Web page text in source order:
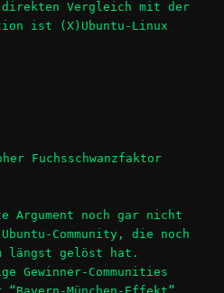
direkten Vergleich mit der
ist (X)Ubuntu-Linux
Fuchsschwanzfaktor
Argument noch gar nicht
Community, die noch
längst gelöst hat.
Communities